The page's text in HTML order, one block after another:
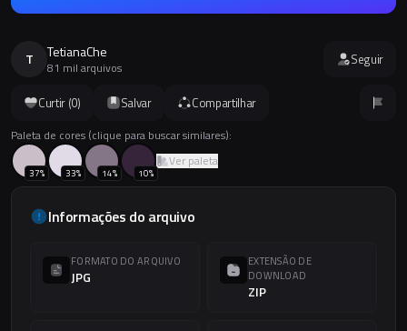
Curtir (0) Salvar Compartilhar
Paleta de cores (clique para buscar similares):
37% 33% 14% 10%
Ver paleta
Informações do arquivo
FORMATO DO ARQUIVO
JPG
EXTENSÃO DE
DOWNLOAD
ZIP
T TetianaChe
81 mil arquivos Seguir